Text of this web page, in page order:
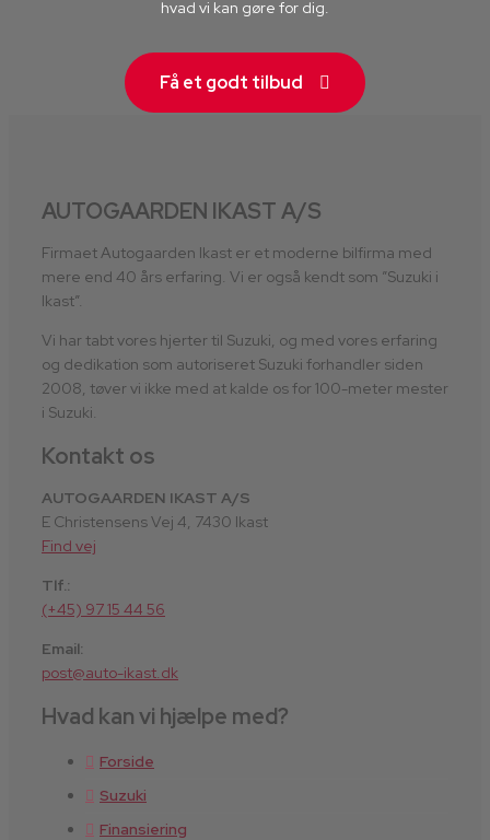
hvad vi kan gøre for dig.
Få et godt tilbud
AUTOGAARDEN IKAST A/S
Firmaet Autogaarden Ikast er et moderne bilfirma med
mere end 40 års erfaring. Vi er også kendt som ”Suzuki i
Ikast”.
Vi har tabt vores hjerter til Suzuki, og med vores erfaring
og dedikation som autoriseret Suzuki forhandler siden
2008, tøver vi ikke med at kalde os for 100-meter mester
i Suzuki.
Kontakt os
AUTOGAARDEN IKAST A/S
E Christensens Vej 4, 7430 Ikast
Find vej
Tlf.:
(+45) 97 15 44 56
Email:
post@auto-ikast.dk
Hvad kan vi hjælpe med?
Forside
Suzuki
Finansiering